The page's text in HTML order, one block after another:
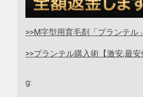
>>M字型用育毛剤「プランテル
>>プランテル購入術【激安,最
g: